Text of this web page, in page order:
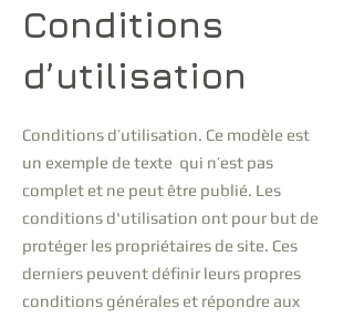
Conditions
d’utilisation
Conditions d’utilisation. Ce modèle est
un exemple de texte qui n’est pas
complet et ne peut être publié. Les
conditions d'utilisation ont pour but de
protéger les propriétaires de site. Ces
derniers peuvent définir leurs propres
conditions générales et répondre aux